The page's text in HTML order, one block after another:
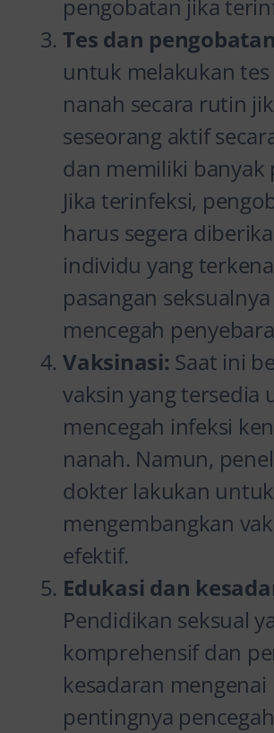
pengobatan jika
Tes dan
untuk melakukan
nanah secara rutin
seseorang aktif
dan memiliki banyak
Jika terinfeksi,
harus segera
individu yang
pasangan
mencegah
Vaksinasi: Saat ini
vaksin yang tersedia
mencegah infeksi
nanah. Namun,
dokter lakukan untuk
mengembangkan
efektif.
Edukasi dan
Pendidikan seksual
komprehensif dan
kesadaran mengenai
pentingnya